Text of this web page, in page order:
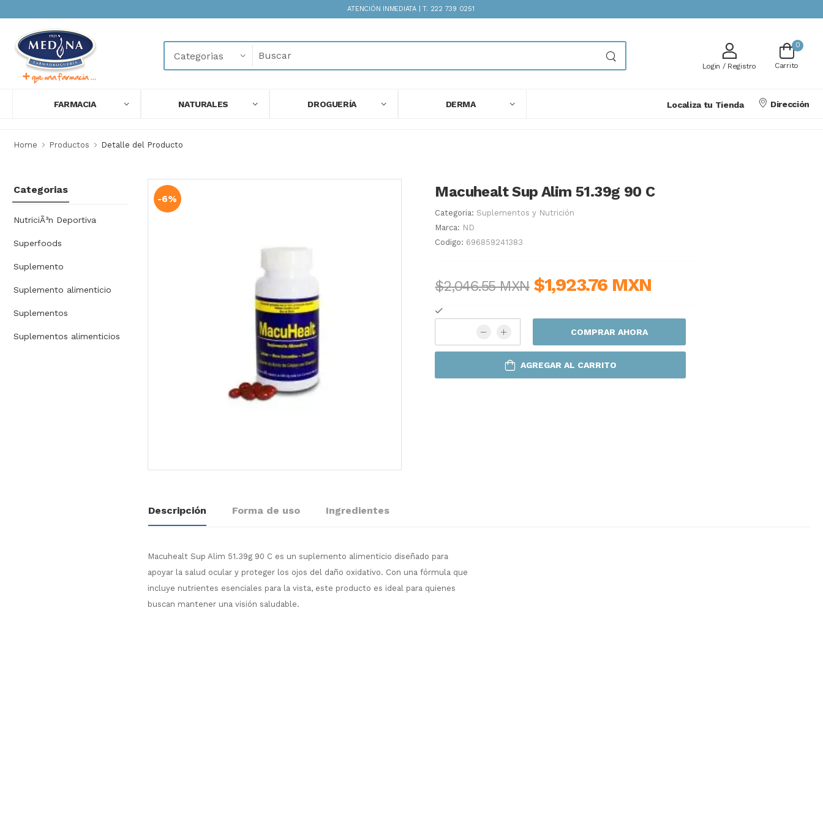
ATENCIÓN INMEDIATA | T. 222 739 0251
Login / Registro
0
Carrito
FARMACIA NATURALES DROGUERÍA DERMA Localiza tu Tienda Dirección
Home Productos Detalle del Producto
Categorias
NutriciÃ³n Deportiva
Superfoods
Suplemento
Suplemento alimenticio
Suplementos
Suplementos alimenticios
-6% Macuhealt Sup Alim 51.39g 90 C
Categoria: Suplementos y Nutrición
Marca: ND
Codigo: 696859241383
$2,046.55 MXN $1,923.76 MXN
COMPRAR AHORA
AGREGAR AL CARRITO
Descripción Forma de uso Ingredientes
Macuhealt Sup Alim 51.39g 90 C es un suplemento alimenticio diseñado para
apoyar la salud ocular y proteger los ojos del daño oxidativo. Con una fórmula que
incluye nutrientes esenciales para la vista, este producto es ideal para quienes
buscan mantener una visión saludable.